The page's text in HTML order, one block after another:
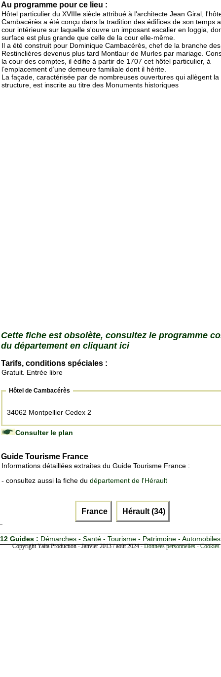
Au programme pour ce lieu :
Hôtel particulier du XVIIIe siècle attribué à l'architecte Jean Giral,
Cambacérès a été conçu dans la tradition des édifices de son temps
cour intérieure sur laquelle s'ouvre un imposant escalier en loggia,
surface est plus grande que celle de la cour elle-même.
Il a été construit pour Dominique Cambacérès, chef de la branche des
Restinclières devenus plus tard Montlaur de Murles par mariage.
la cour des comptes, il édifie à partir de 1707 cet hôtel particulier, à
l’emplacement d’une demeure familiale dont il hérite.
La façade, caractérisée par de nombreuses ouvertures qui allègent la
structure, est inscrite au titre des Monuments historiques
Cette fiche est obsolète, consultez le programme
du département en cliquant ici
Tarifs, conditions spéciales :
Gratuit. Entrée libre
Hôtel de Cambacérès
34062 Montpellier Cedex 2
Consulter le plan
Guide Tourisme France
Informations détaillées extraites du Guide Tourisme France :
- consultez aussi la fiche du département de l'Hérault
France Hérault (34)
12 Guides : Démarches - Santé - Tourisme - Patrimoine - Automobiles
Copyright Yalta Production - Janvier 2013 / août 2024 -Données personnelles -